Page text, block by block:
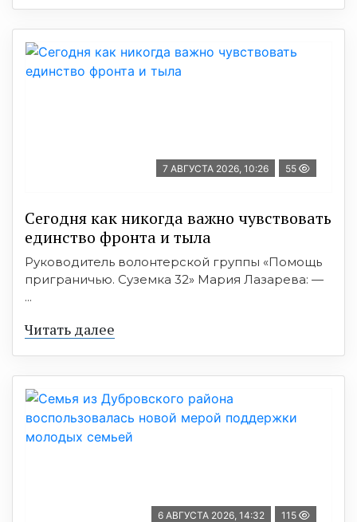
7 АВГУСТА 2026, 10:26 55
Сегодня как никогда важно чувствовать
единство фронта и тыла
Руководитель волонтерской группы «Помощь
приграничью. Суземка 32» Мария Лазарева: —
...
Читать далее
6 АВГУСТА 2026, 14:32 115